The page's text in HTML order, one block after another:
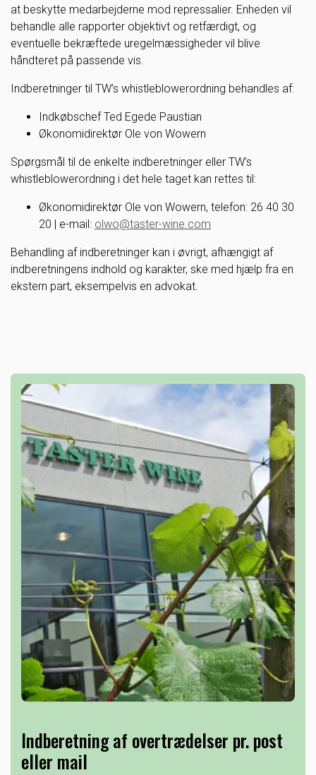
at beskytte medarbejderne mod repressalier. Enheden vil
behandle alle rapporter objektivt og retfærdigt, og
eventuelle bekræftede uregelmæssigheder vil blive
håndteret på passende vis.
Indberetninger til TW’s whistleblowerordning behandles af:
Indkøbschef Ted Egede Paustian
Økonomidirektør Ole von Wowern
Spørgsmål til de enkelte indberetninger eller TW’s
whistleblowerordning i det hele taget kan rettes til:
Økonomidirektør Ole von Wowern, telefon: 26 40 30
20 | e-mail: olwo@taster-wine.com
Behandling af indberetninger kan i øvrigt, afhængigt af
indberetningens indhold og karakter, ske med hjælp fra en
ekstern part, eksempelvis en advokat.
Indberetning af overtrædelser pr. post
eller mail